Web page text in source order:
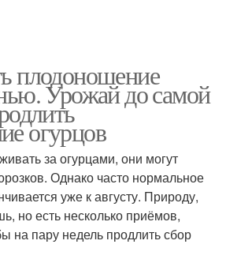
плодоношение
Урожай до самой
огурцов
за огурцами, они могут
Однако часто нормальное
уже к августу. Природу,
но есть несколько приёмов,
на пару недель продлить сбор